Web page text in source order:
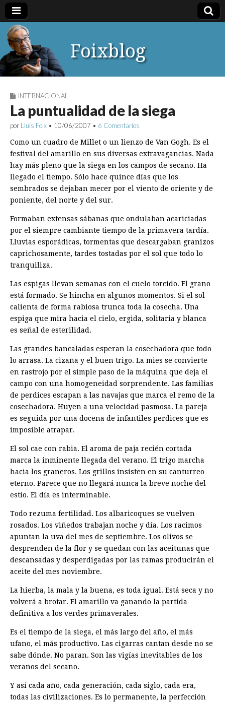
Foixblog
INTERNACIONAL
La puntualidad de la siega
por Lluís Foix • 10/06/2007 • 6 Comentarios
Como un cuadro de Millet o un lienzo de Van Gogh. Es el
festival del amarillo en sus diversas extravagancias. Nada
hay más pleno que la siega en los campos de secano. Ha
llegado el tiempo. Sólo hace quince días que los
sembrados se dejaban mecer por el viento de oriente y de
poniente, del norte y del sur.
Formaban extensas sábanas que ondulaban acariciadas
por el siempre cambiante tiempo de la primavera tardía.
Lluvias esporádicas, tormentas que descargaban granizos
caprichosamente, tardes tostadas por el sol que todo lo
tranquiliza.
Las espigas llevan semanas con el cuelo torcido. El grano
está formado. Se hincha en algunos momentos. Si el sol
calienta de forma rabiosa trunca toda la cosecha. Una
espiga que mira hacia el cielo, ergida, solitaria y blanca
es señal de esterilidad.
Las grandes bancaladas esperan la cosechadora que todo
lo arrasa. La cizaña y el buen trigo. La mies se convierte
en rastrojo por el simple paso de la máquina que deja el
campo con una homogeneidad sorprendente. Las familias
de perdices escapan a las navajas que marca el remo de la
cosechadora. Huyen a una velocidad pasmosa. La pareja
es seguida por una docena de infantiles perdices que es
imposible atrapar.
El sol cae con rabia. El aroma de paja recién cortada
marca la inminente llegada del verano. El trigo marcha
hacia los graneros. Los grillos insisten en su canturreo
eterno. Parece que no llegará nunca la breve noche del
estío. El día es interminable.
Todo rezuma fertilidad. Los albaricoques se vuelven
rosados. Los viñedos trabajan noche y día. Los racimos
apuntan la uva del mes de septiembre. Los olivos se
desprenden de la flor y se quedan con las aceitunas que
descansadas y desperdigadas por las ramas producirán el
aceite del mes noviembre.
La hierba, la mala y la buena, es toda igual. Está seca y no
volverá a brotar. El amarillo va ganando la partida
definitiva a los verdes primaverales.
Es el tiempo de la siega, el más largo del año, el más
ufano, el más productivo. Las cigarras cantan desde no se
sabe dónde. No paran. Son las vigías inevitables de los
veranos del secano.
Y así cada año, cada generación, cada siglo, cada era,
todas las civilizaciones. Es lo permanente, la perfección